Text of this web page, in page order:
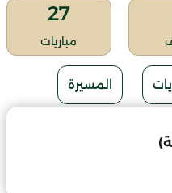
27
مباريات
المسيرة